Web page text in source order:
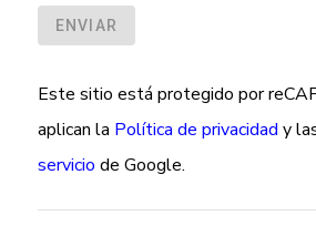
ENVIAR
Este sitio está protegido por
aplican la Política de privacidad y
servicio de Google.